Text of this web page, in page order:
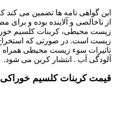
این گواهی نامه ها تضمین می
از ناخالصی و آلاینده بوده و
زیست محیطی، کربنات کلسیم
زیست است. در صورتی که استخراج
تاثیرات سوء زیست محیطی همراه
آلودگی آب . انتشار کربن می شود.
قیمت کربنات کلسیم خوراکی